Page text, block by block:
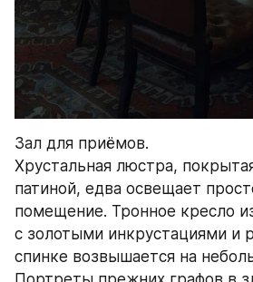
Зал для приёмов.
Хрустальная люстра,
патиной, едва освещает
помещение. Тронное кресло
с золотыми инкрустациями и
спинке возвышается на